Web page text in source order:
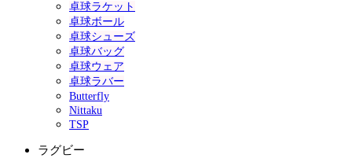
卓球ラケット
卓球ボール
卓球シューズ
卓球バッグ
卓球ウェア
卓球ラバー
Butterfly
Nittaku
TSP
ラグビー